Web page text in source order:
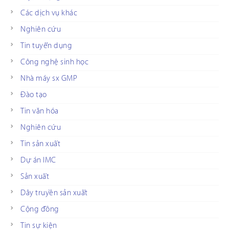
Các dịch vụ khác
Nghiên cứu
Tin tuyển dụng
Công nghệ sinh học
Nhà máy sx GMP
Đào tạo
Tin văn hóa
Nghiên cứu
Tin sản xuất
Dự án IMC
Sản xuất
Dây truyền sản xuất
Cộng đồng
Tin sự kiện